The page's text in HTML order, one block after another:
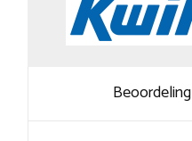
Beoordeling